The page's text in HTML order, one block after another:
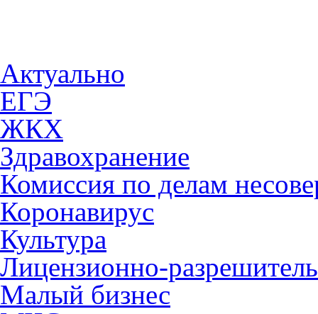
Актуально
ЕГЭ
ЖКХ
Здравохранение
Комиссия по делам
Коронавирус
Культура
Лицензионно-
Малый бизнес